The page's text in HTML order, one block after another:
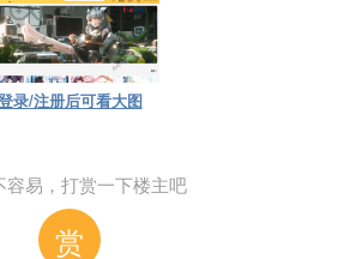
录/注册后可看大图
容易，打赏一下楼主吧
赏